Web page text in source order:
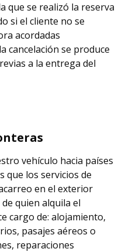
que se realizó la reserva
si el cliente no se
acordadas
cancelación se produce
a la entrega del
vehículo hacia países
que los servicios de
en el exterior
quien alquila el
cargo de: alojamiento,
pasajes aéreos o
⁠reparaciones